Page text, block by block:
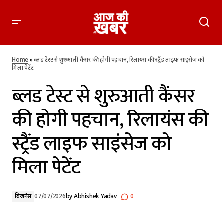
साइंसेज को मिला पेटेंट
Home»ब्लड टेस्ट से शुरुआती कैंसर की होगी पहचान, रिलायंस की स्ट्रैंड लाइफ साइंसेज को
मिला पेटेंट
ब्लड टेस्ट से शुरुआती कैंसर
की होगी पहचान, रिलायंस की
स्ट्रैंड लाइफ साइंसेज को
मिला पेटेंट
बिजनेस 07/07/2026byAbhishek Yadav 0